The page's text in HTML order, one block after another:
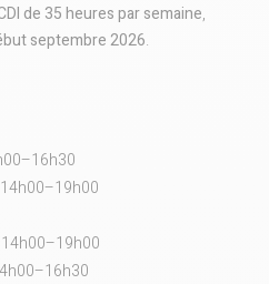
de 35 heures par semaine,
septembre 2026.